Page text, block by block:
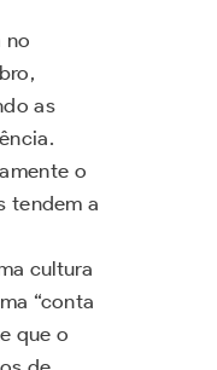
no
as
o
tendem a
cultura
“conta
que o